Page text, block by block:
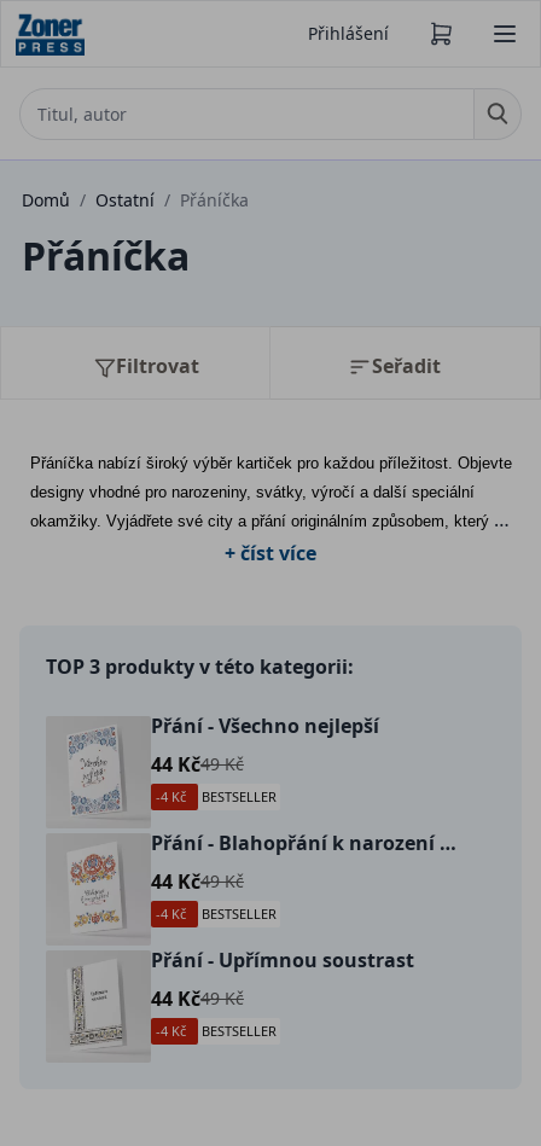
Přihlášení
Domů / Ostatní / Přáníčka
Přáníčka
Filtrovat Seřadit
Přáníčka nabízí široký výběr kartiček pro každou příležitost. Objevte
designy vhodné pro narozeniny, svátky, výročí a další speciální
okamžiky. Vyjádřete své city a přání originálním způsobem, který
potěší vaše blízké a přátelé.+ číst více
TOP 3 produkty v této kategorii:
Přání - Všechno nejlepší
44 Kč49 Kč
-4 Kč BESTSELLER
Přání - Blahopřání k narození dítěte
44 Kč49 Kč
-4 Kč BESTSELLER
Přání - Upřímnou soustrast
44 Kč49 Kč
-4 Kč BESTSELLER